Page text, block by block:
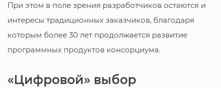
При этом в поле зрения разработчиков остаются и
интересы традиционных заказчиков, благодаря
которым более 30 лет продолжается развитие
программных продуктов консорциума.
«Цифровой» выбор